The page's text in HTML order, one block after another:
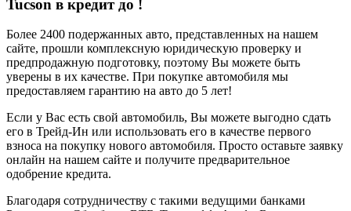
Tucson в кредит до !
Более 2400 подержанных авто, представленных на нашем
сайте, прошли комплексную юридическую проверку и
предпродажную подготовку, поэтому Вы можете быть
уверены в их качестве. При покупке автомобиля мы
предоставляем гарантию на авто до 5 лет!
Если у Вас есть свой автомобиль, Вы можете выгодно сдать
его в Трейд-Ин или использовать его в качестве первого
взноса на покупку нового автомобиля. Просто оставьте заявку
онлайн на нашем сайте и получите предварительное
одобрение кредита.
Благодаря сотрудничеству с такими ведущими банками